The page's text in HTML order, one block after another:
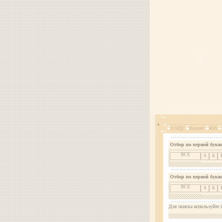
О МДС Каталог RSS
Отбор по первой
ВСЕ А Б
Отбор по первой
ВСЕ А Б
Для поиска используйте